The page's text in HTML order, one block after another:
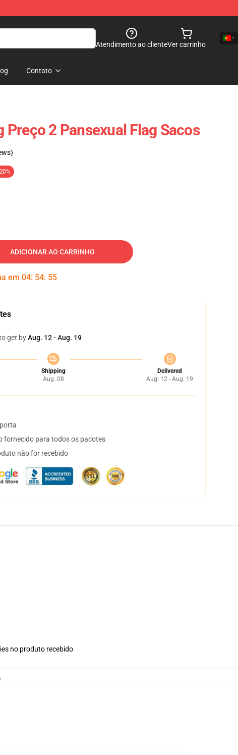
Atendimento ao clienteVer carrinho
Contato
Preço 2 Pansexual Flag Sacos
ADICIONAR AO CARRINHO
em 04: 54: 54
get byAug. 12 - Aug. 19
Shipping
Aug. 08
Delivered
Aug. 12 - Aug. 19
fornecido para todos os pacotes
não for recebido
no produto recebido
,